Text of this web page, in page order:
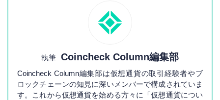
執筆 Coincheck Column編集部
Coincheck Column編集部は仮想通貨の取引経験者やブ
ロックチェーンの知見に深いメンバーで構成されていま
す。これから仮想通貨を始める方々に「仮想通貨につい